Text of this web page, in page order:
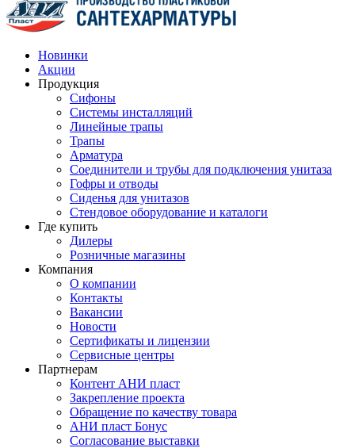
Новинки
Акции
Продукция
Сифоны
Системы инсталляций
Линейные трапы
Трапы
Арматура
Соединители и трубы для подключения унитаза
Гофры и отводы
Сиденья для унитазов
Стендовое оборудование и каталоги
Где купить
Дилеры
Розничные магазины
Компания
О компании
Контакты
Вакансии
Новости
Сертификаты и лицензии
Сервисные центры
Партнерам
Контент АНИ пласт
Закрепление проекта
Обращение по качеству товара
АНИ пласт Бонус
Согласование выставки